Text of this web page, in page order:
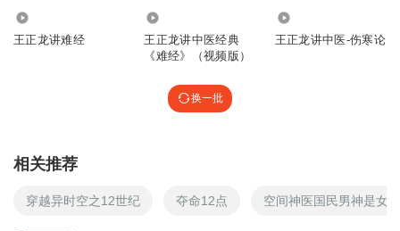
王正龙讲难经
王正龙讲中医经典
《难经》（视频版）
王正龙讲中医-伤寒论
换一批
相关推荐
穿越异时空之12世纪 夺命12点 空间神医国民男神是女生